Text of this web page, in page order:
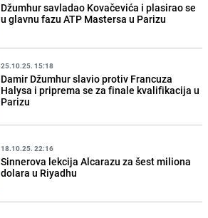
Džumhur savladao Kovačevića i plasirao se
u glavnu fazu ATP Mastersa u Parizu
25.10.25. 15:18
Damir Džumhur slavio protiv Francuza
Halysa i priprema se za finale kvalifikacija u
Parizu
18.10.25. 22:16
Sinnerova lekcija Alcarazu za šest miliona
dolara u Riyadhu